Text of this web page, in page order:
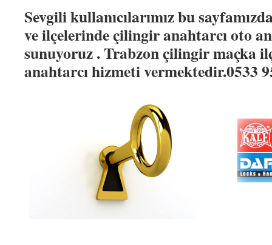
Sevgili kullanıcılarımız bu
ve ilçelerinde çilingir anahtarcı oto
sunuyoruz . Trabzon çilingir maçka
anahtarcı hizmeti vermektedir.0533